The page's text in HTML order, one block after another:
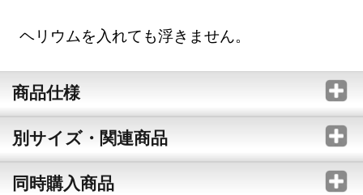
ヘリウムを入れても浮きません。
商品仕様
別サイズ・関連商品
同時購入商品